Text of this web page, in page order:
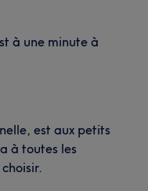
à une minute à
est aux petits
à toutes les